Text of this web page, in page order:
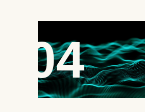
04